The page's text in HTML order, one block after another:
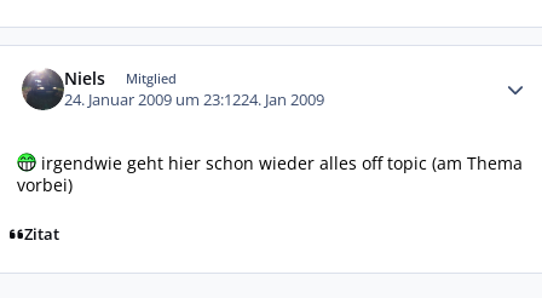
Niels Mitglied
24. Januar 2009 um 23:1224. Jan 2009
irgendwie geht hier schon wieder alles off topic (am Thema
vorbei)
Zitat